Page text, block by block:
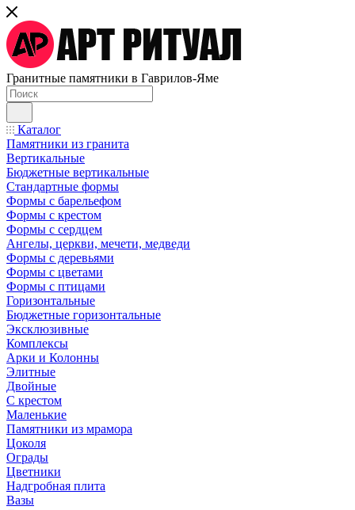
Гранитные памятники в Гаврилов-Яме
Каталог
Памятники из гранита
Вертикальные
Бюджетные вертикальные
Стандартные формы
Формы с барельефом
Формы с крестом
Формы с сердцем
Ангелы, церкви, мечети, медведи
Формы с деревьями
Формы с цветами
Формы с птицами
Горизонтальные
Бюджетные горизонтальные
Эксклюзивные
Комплексы
Арки и Колонны
Элитные
Двойные
С крестом
Маленькие
Памятники из мрамора
Цоколя
Ограды
Цветники
Надгробная плита
Вазы